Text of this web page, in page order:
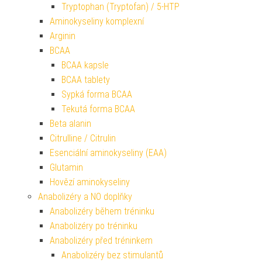
Tryptophan (Tryptofan) / 5-HTP
Aminokyseliny komplexní
Arginin
BCAA
BCAA kapsle
BCAA tablety
Sypká forma BCAA
Tekutá forma BCAA
Beta alanin
Citrulline / Citrulin
Esenciální aminokyseliny (EAA)
Glutamin
Hovězí aminokyseliny
Anabolizéry a NO doplňky
Anabolizéry během tréninku
Anabolizéry po tréninku
Anabolizéry před tréninkem
Anabolizéry bez stimulantů